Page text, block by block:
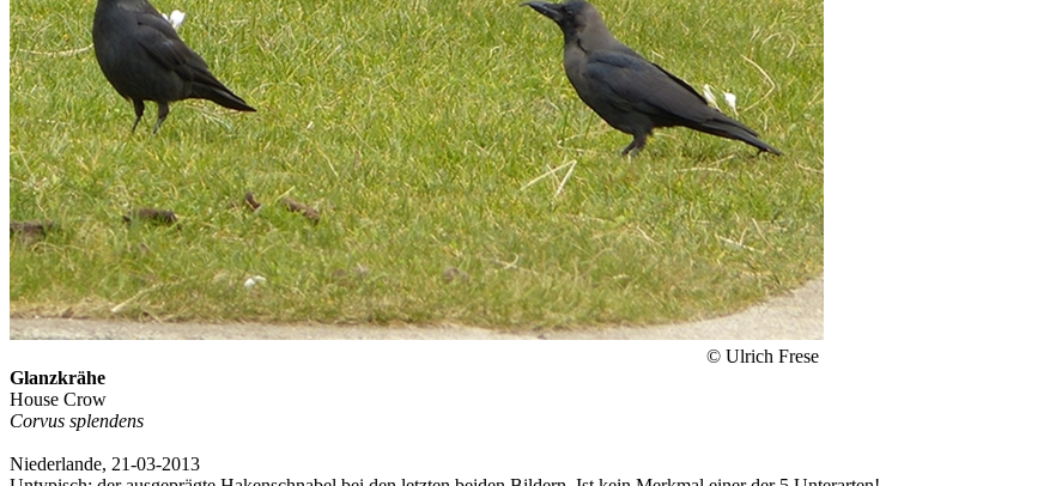
© Ulrich Frese
Glanzkrähe
House Crow
Corvus splendens
Niederlande, 21-03-2013